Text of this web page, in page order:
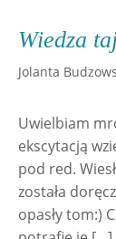
Wiedza
Jolanta
Uwielbiam
ekscytacją
pod red.
została
opasły tom:)